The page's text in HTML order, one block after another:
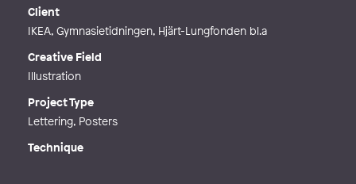
Web
Client
IKEA, Gymnasietidningen, Hjärt-Lungfonden bl.a
Creative Field
Illustration
Project Type
Lettering, Posters
Technique